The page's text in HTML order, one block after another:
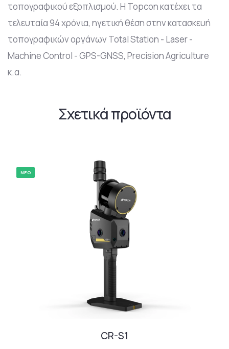
τοπογραφικού εξοπλισμού. Η Topcon κατέχει τα
τελευταία 94 χρόνια, ηγετική θέση στην κατασκευή
τοπογραφικών οργάνων Total Station - Laser -
Machine Control - GPS-GNSS, Precision Agriculture
κ.α.
Σχετικά προϊόντα
ΝΕΟ
CR-S1